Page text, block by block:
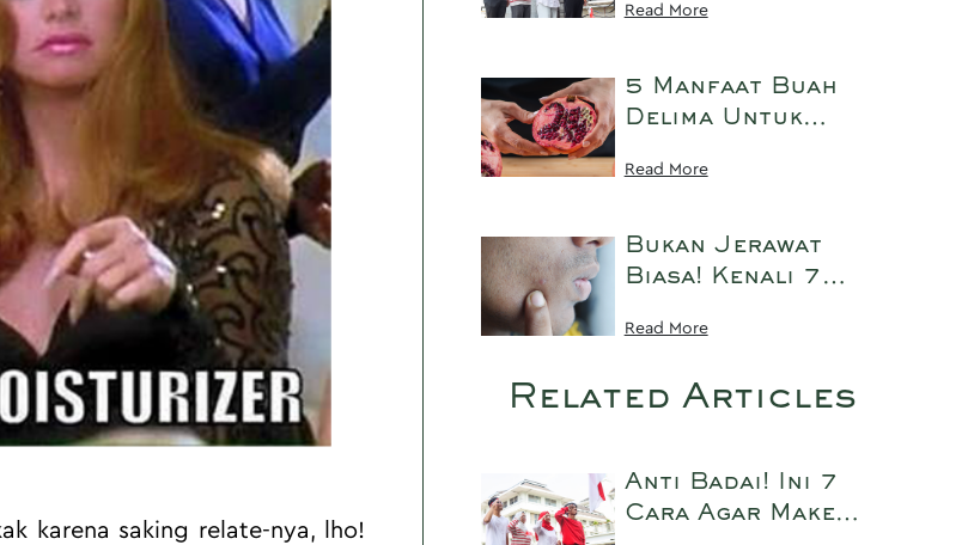
karena saking relate-nya, lho!
Botol, Rawat Bumi
dan Tahan Lama
an
Read More
5 Manfaat Buah
Delima Untuk
untuk Anti-Aging
Read More
Bukan Jerawat
Biasa! Kenali 7
di Wajah dan Cara
Read More
Related Articles
Anti Badai! Ini 7
Cara Agar Make